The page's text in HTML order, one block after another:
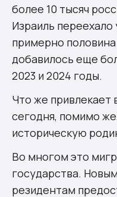
более 10 тысяч
Израиль
примерно
добавилось еще
2023 и 2024 годы.
Что же привлекает
сегодня, помимо
историческую
Во многом это
государства.
резидентам